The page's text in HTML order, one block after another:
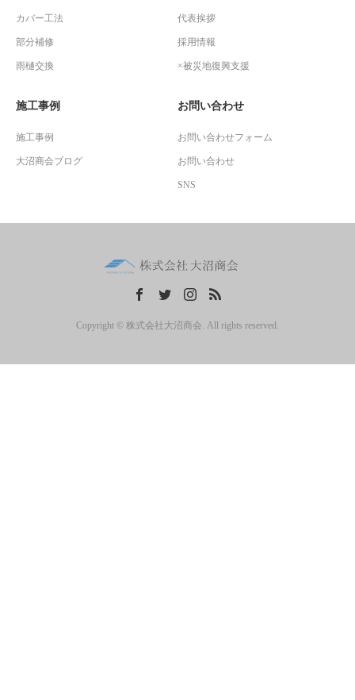
カバー工法
部分補修
雨樋交換
代表挨拶
採用情報
×被災地復興支援
施工事例
施工事例
大沼商会ブログ
お問い合わせ
お問い合わせフォーム
お問い合わせ
SNS
Copyright © 株式会社大沼商会. All rights reserved.